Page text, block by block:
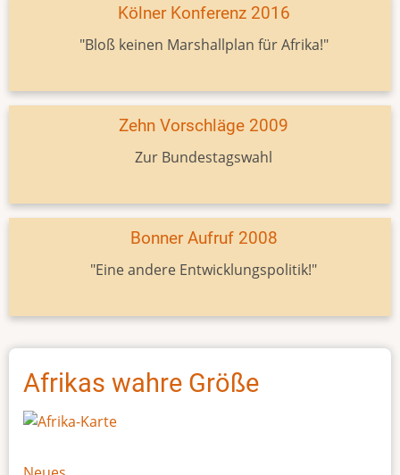
Kölner Konferenz 2016
"Bloß keinen Marshallplan für Afrika!"
Zehn Vorschläge 2009
Zur Bundestagswahl
Bonner Aufruf 2008
"Eine andere Entwicklungspolitik!"
Afrikas wahre Größe